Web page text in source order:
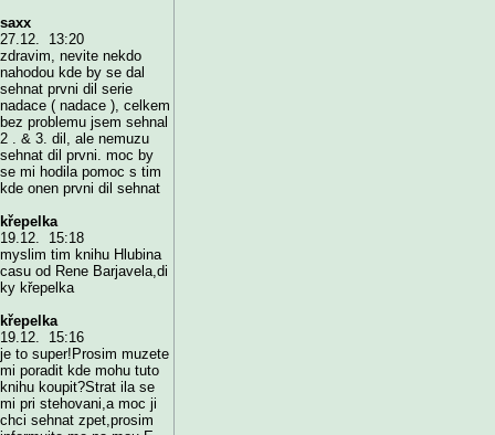
saxx
27.12. 13:20
zdravim, nevite nekdo
nahodou kde by se dal
sehnat prvni dil serie
nadace ( nadace ), celkem
bez problemu jsem sehnal
2 . & 3. dil, ale nemuzu
sehnat dil prvni. moc by
se mi hodila pomoc s tim
kde onen prvni dil sehnat
křepelka
19.12. 15:18
myslim tim knihu Hlubina
casu od Rene Barjavela,di
ky křepelka
křepelka
19.12. 15:16
je to super!Prosim muzete
mi poradit kde mohu tuto
knihu koupit?Strat ila se
mi pri stehovani,a moc ji
chci sehnat zpet,prosim